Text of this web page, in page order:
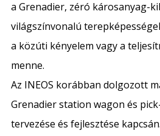
a Grenadier, zéró károsanyag-
világszínvonalú
a közúti kényelem vagy a
menne.
Az INEOS korábban dolgozott
Grenadier station wagon és
tervezése és fejlesztése